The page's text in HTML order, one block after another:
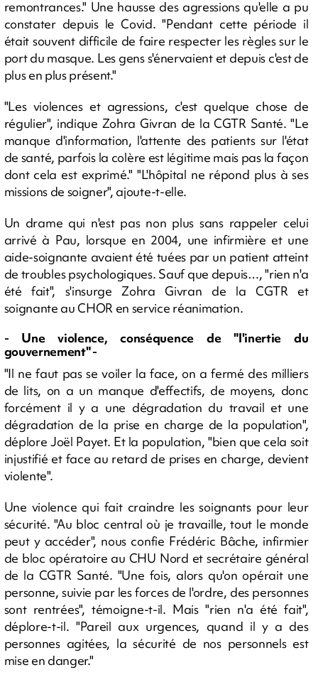
remontrances." Une hausse des agressions qu'elle a pu
constater depuis le Covid. "Pendant cette période il
était souvent difficile de faire respecter les règles sur le
port du masque. Les gens s'énervaient et depuis c'est de
plus en plus présent."
"Les violences et agressions, c'est quelque chose de
régulier", indique Zohra Givran de la CGTR Santé. "Le
manque d'information, l'attente des patients sur l'état
de santé, parfois la colère est légitime mais pas la façon
dont cela est exprimé." "L'hôpital ne répond plus à ses
missions de soigner", ajoute-t-elle.
Un drame qui n'est pas non plus sans rappeler celui
arrivé à Pau, lorsque en 2004, une infirmière et une
aide-soignante avaient été tuées par un patient atteint
de troubles psychologiques. Sauf que depuis…, "rien n'a
été fait", s'insurge Zohra Givran de la CGTR et
soignante au CHOR en service réanimation.
- Une violence, conséquence de "l'inertie du
gouvernement" -
"Il ne faut pas se voiler la face, on a fermé des milliers
de lits, on a un manque d'effectifs, de moyens, donc
forcément il y a une dégradation du travail et une
dégradation de la prise en charge de la population",
déplore Joël Payet. Et la population, "bien que cela soit
injustifié et face au retard de prises en charge, devient
violente".
Une violence qui fait craindre les soignants pour leur
sécurité. "Au bloc central où je travaille, tout le monde
peut y accéder", nous confie Frédéric Bâche, infirmier
de bloc opératoire au CHU Nord et secrétaire général
de la CGTR Santé. "Une fois, alors qu'on opérait une
personne, suivie par les forces de l'ordre, des personnes
sont rentrées", témoigne-t-il. Mais "rien n'a été fait",
déplore-t-il. "Pareil aux urgences, quand il y a des
personnes agitées, la sécurité de nos personnels est
mise en danger."